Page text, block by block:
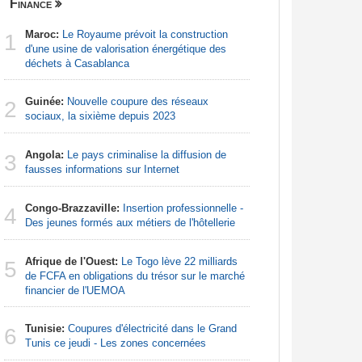
Finance
1 Maroc: Le Royaume prévoit la construction
d'une usine de valorisation énergétique des
déchets à Casablanca
2 Guinée: Nouvelle coupure des réseaux
sociaux, la sixième depuis 2023
3 Angola: Le pays criminalise la diffusion de
fausses informations sur Internet
4 Congo-Brazzaville: Insertion professionnelle -
Des jeunes formés aux métiers de l'hôtellerie
5 Afrique de l'Ouest: Le Togo lève 22 milliards
de FCFA en obligations du trésor sur le marché
financier de l'UEMOA
6 Tunisie: Coupures d'électricité dans le Grand
Tunis ce jeudi - Les zones concernées